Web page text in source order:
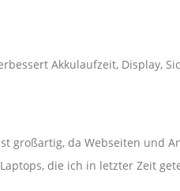
Akkulaufzeit, Display,
großartig, da Webseiten und
die ich in letzter Zeit